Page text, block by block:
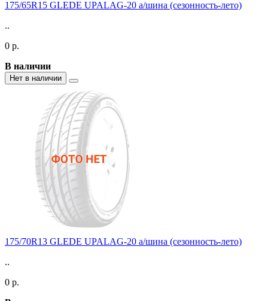
175/65R15 GLEDE UPALAG-20 а/шина (сезонность-лето)
..
0 р.
В наличии
Нет в наличии
175/70R13 GLEDE UPALAG-20 а/шина (сезонность-лето)
..
0 р.